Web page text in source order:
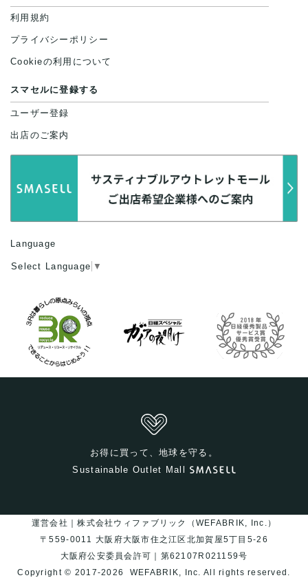
利用規約
プライバシーポリシー
Cookieの利用について
スマセルに登録する
ユーザー登録
出店のご案内
Language
Select Language ▼
お得に買って、地球を守る。
Sustainable Outlet Mall
運営会社｜株式会社ウィファブリック（WEFABRIK, Inc.）
〒559-0011 大阪府大阪市住之江区北加賀屋5丁目5-26
大阪府公安委員会許可｜第62107R021159号
Copyright © 2017-2026
WEFABRIK, Inc.All rights reserved.